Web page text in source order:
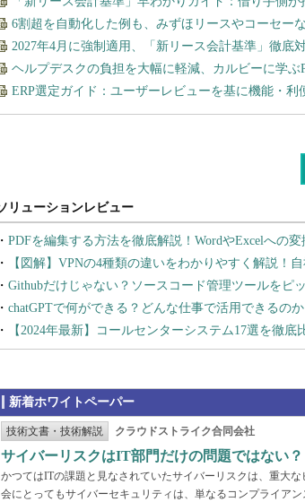
6割超を自動化した例も、みずほリースやコーセー
2027年4月に強制適用、「新リース会計基準」徹底
ヘルプデスクの負担を大幅に軽減、カルビーに学ぶ
ERP選定ガイド：ユーザーレビューを基に機能・利
PDFを編集する方法を徹底解説！WordやExcelへの
【図解】VPNの4種類の違いをわかりやすく解説！
Githubだけじゃない？ソースコード管理ツールをピ
chatGPTで何ができる？どんな仕事で活用できるのか
【2024年最新】コールセンターシステム17選を徹
新着ホワイトペーパー
技術文書・技術解説 クラウドストライク合同会社
サイバーリスクはIT部門だけの問題ではない
かつてはITの課題と見なされていたサイバーリスクは、重大
会にとってもサイバーセキュリティは、単なるコンプライア